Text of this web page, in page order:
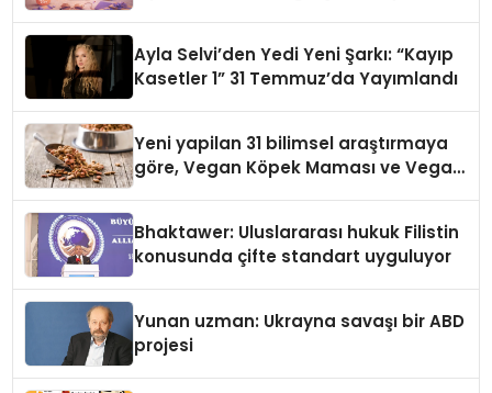
Ayla Selvi’den Yedi Yeni Şarkı: “Kayıp
Kasetler 1” 31 Temmuz’da Yayımlandı
Yeni yapilan 31 bilimsel araştırmaya
göre, Vegan Köpek Maması ve Vegan
Bhaktawer: Uluslararası hukuk Filistin
konusunda çifte standart uyguluyor
Yunan uzman: Ukrayna savaşı bir ABD
projesi